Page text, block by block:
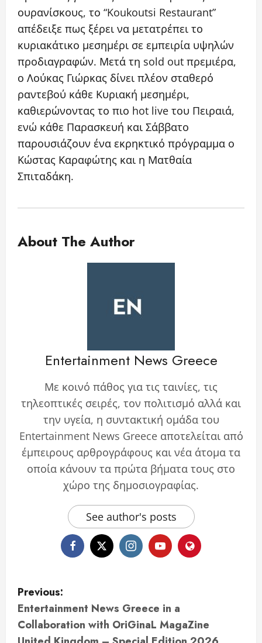
ουρανίσκους, το “Koukoutsi Restaurant”
απέδειξε πως ξέρει να μετατρέπει το
κυριακάτικο μεσημέρι σε εμπειρία υψηλών
προδιαγραφών. Μετά τη sold out πρεμιέρα,
ο Λούκας Γιώρκας δίνει πλέον σταθερό
ραντεβού κάθε Κυριακή μεσημέρι,
καθιερώνοντας το πιο hot live του Πειραιά,
ενώ κάθε Παρασκευή και Σάββατο
παρουσιάζουν ένα εκρηκτικό πρόγραμμα ο
Κώστας Καραφώτης και η Ματθαία
Σπιταδάκη.
About The Author
Entertainment News Greece
Με κοινό πάθος για τις ταινίες, τις
τηλεοπτικές σειρές, τον πολιτισμό αλλά και
την υγεία, η συντακτική ομάδα του
Entertainment News Greece αποτελείται από
έμπειρους αρθρογράφους και νέα άτομα τα
οποία κάνουν τα πρώτα βήματα τους στο
χώρο της δημοσιογραφίας.
See author's posts
P
o
s
Previous:
Entertainment News Greece in a
Collaboration with OriGinaL MagaZine